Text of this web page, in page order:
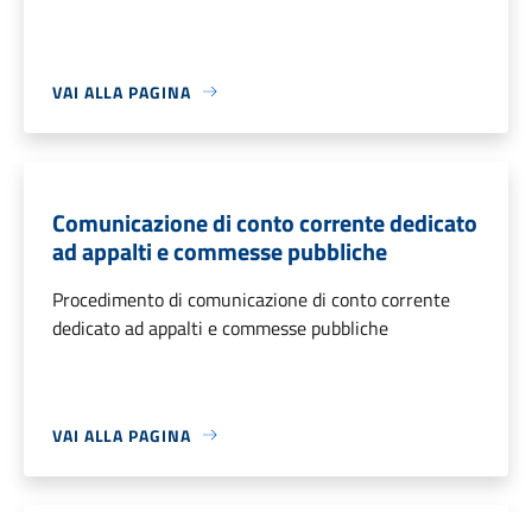
VAI ALLA PAGINA
Comunicazione di conto corrente dedicato
ad appalti e commesse pubbliche
Procedimento di comunicazione di conto corrente
dedicato ad appalti e commesse pubbliche
VAI ALLA PAGINA